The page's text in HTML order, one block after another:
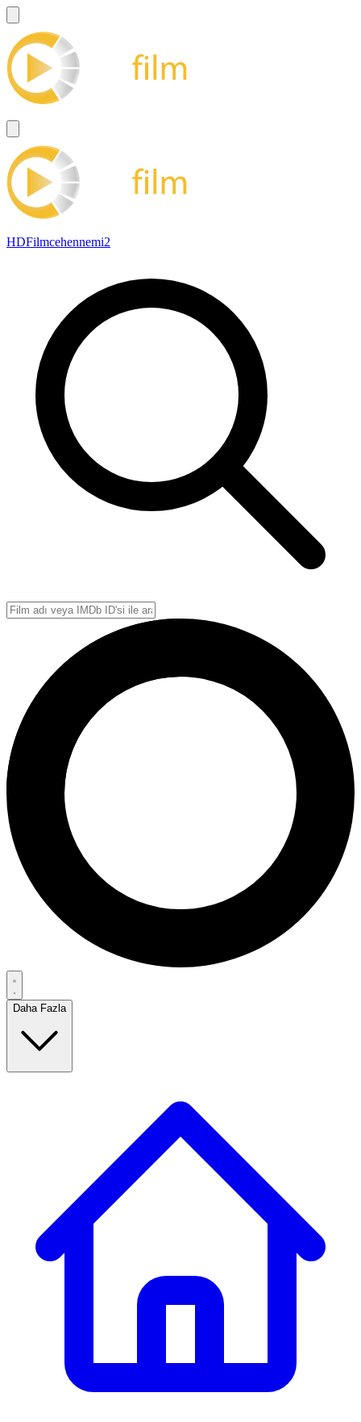
HDFilmcehennemi2
Daha Fazla